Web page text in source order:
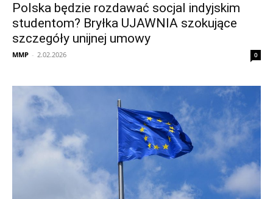
Polska będzie rozdawać socjal indyjskim
studentom? Bryłka UJAWNIA szokujące
szczegóły unijnej umowy
MMP - 2.02.2026 0